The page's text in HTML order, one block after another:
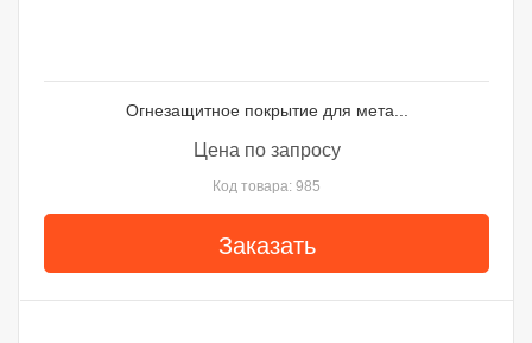
Огнезащитное покрытие для мета...
Цена по запросу
Код товара: 985
Заказать